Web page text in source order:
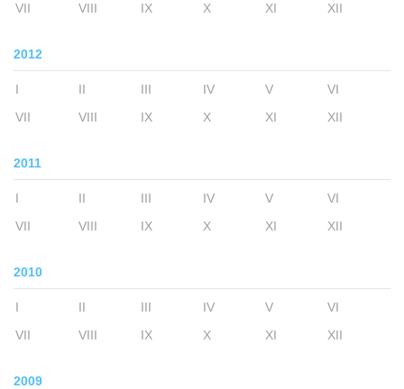
VII
VIII IX X XI XII
2012
I II III IV V
VI
VII
VIII IX X XI XII
2011
I II III IV V
VI
VII
VIII IX X XI XII
2010
I II III IV V
VI
VII
VIII IX X XI XII
2009